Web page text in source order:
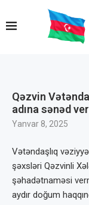
Qəzvin
adına sənəd
Yanvar 8, 2025
Vətəndaşlıq
şəxsləri Qəzvinli
şəhadətnaməsi
aydır doğum